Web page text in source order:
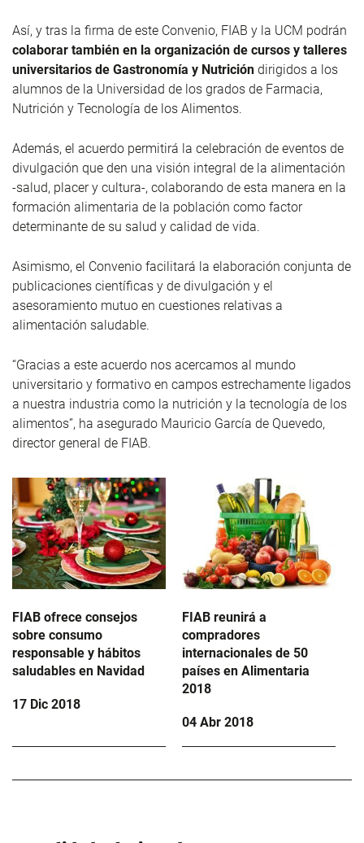
Así, y tras la firma de este Convenio, FIAB y la UCM podrán
colaborar también en la organización de cursos y talleres
universitarios de Gastronomía y Nutrición dirigidos a los
alumnos de la Universidad de los grados de Farmacia,
Nutrición y Tecnología de los Alimentos.
Además, el acuerdo permitirá la celebración de eventos de
divulgación que den una visión integral de la alimentación
-salud, placer y cultura-, colaborando de esta manera en la
formación alimentaria de la población como factor
determinante de su salud y calidad de vida.
Asimismo, el Convenio facilitará la elaboración conjunta de
publicaciones científicas y de divulgación y el
asesoramiento mutuo en cuestiones relativas a
alimentación saludable.
“Gracias a este acuerdo nos acercamos al mundo
universitario y formativo en campos estrechamente ligados
a nuestra industria como la nutrición y la tecnología de los
alimentos”, ha asegurado Mauricio García de Quevedo,
director general de FIAB.
FIAB ofrece consejos
sobre consumo
responsable y hábitos
saludables en Navidad
17 Dic 2018
FIAB reunirá a
compradores
internacionales de 50
países en Alimentaria
2018
04 Abr 2018